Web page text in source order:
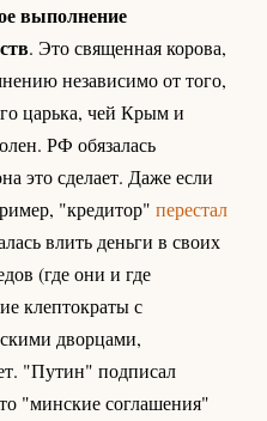
выполнение
. Это священная корова,
независимо от того,
царька, чей Крым и
РФ обязалась
это сделает. Даже если
"кредитор" перестал
влить деньги в своих
(где они и где
клептократы с
дворцами,
"Путин" подписал
"минские соглашения"